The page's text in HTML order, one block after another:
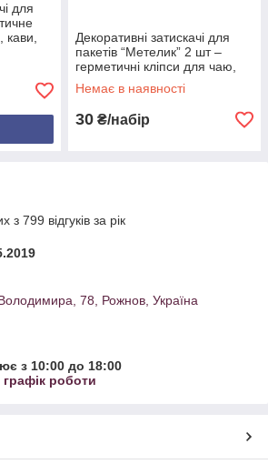
для
кави,
Декоративні затискачі для
пакетів “Метелик” 2 шт –
герметичні кліпси для чаю,
кави, круп, корму – кухонні
зажими із пластика
Немає в наявності
30 ₴/набір
з 799 відгуків за рік
78, Рожнов, Україна
з 10:00 до 18:00
роботи